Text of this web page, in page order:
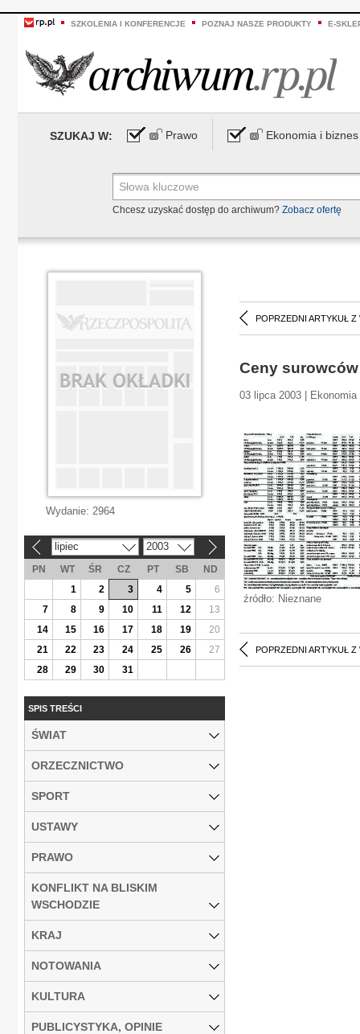
SZKOLENIA I KONFERENCJE POZNAJ NASZE PRODUKTY E-
SZUKAJ W: Prawo Ekonomia i biznes
Chcesz uzyskać dostęp do archiwum? Zobacz ofertę
POPRZEDNI ARTYKUŁ Z
Ceny
03 lipca 2003 | Ekonomia
źródło: Nieznane
POPRZEDNI ARTYKUŁ Z
Wydanie: 2964
lipiec 2003
PN WT ŚR CZ PT SB
ND
1
2 3 4 5
6
7
8 9 10 11 12
13
14
15 16 17 18 19
20
21
22 23 24 25 26
27
28
29 30 31
SPIS TREŚCI
ŚWIAT
ORZECZNICTWO
SPORT
USTAWY
PRAWO
KONFLIKT NA BLISKIM
WSCHODZIE
KRAJ
NOTOWANIA
KULTURA
PUBLICYSTYKA, OPINIE